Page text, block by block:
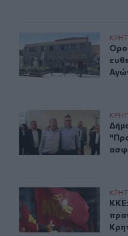
Οροπέδιο Λασιθίου:
Δήμας για ΒΟΑΚ:
ΚΚΕ: Αποκομμένη από